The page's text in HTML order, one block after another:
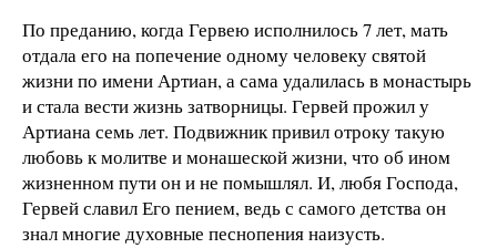
По преданию, когда Гервею исполнилось 7 лет, мать
отдала его на попечение одному человеку святой
жизни по имени Артиан, а сама удалилась в монастырь
и стала вести жизнь затворницы. Гервей прожил у
Артиана семь лет. Подвижник привил отроку такую
любовь к молитве и монашеской жизни, что об ином
жизненном пути он и не помышлял. И, любя Господа,
Гервей славил Его пением, ведь с самого детства он
знал многие духовные песнопения наизусть.